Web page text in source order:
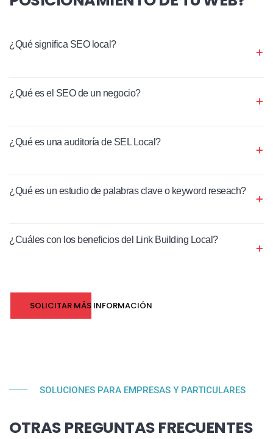
¿Qué significa SEO local?
¿Qué es el SEO de un negocio?
¿Qué es una auditoría de SEL Local?
¿Qué es un estudio de palabras clave o keyword reseach?
¿Cuáles con los beneficios del Link Building Local?
SOLICITAR MÁS INFORMACIÓN
SOLUCIONES PARA EMPRESAS Y PARTICULARES
OTRAS PREGUNTAS FRECUENTES